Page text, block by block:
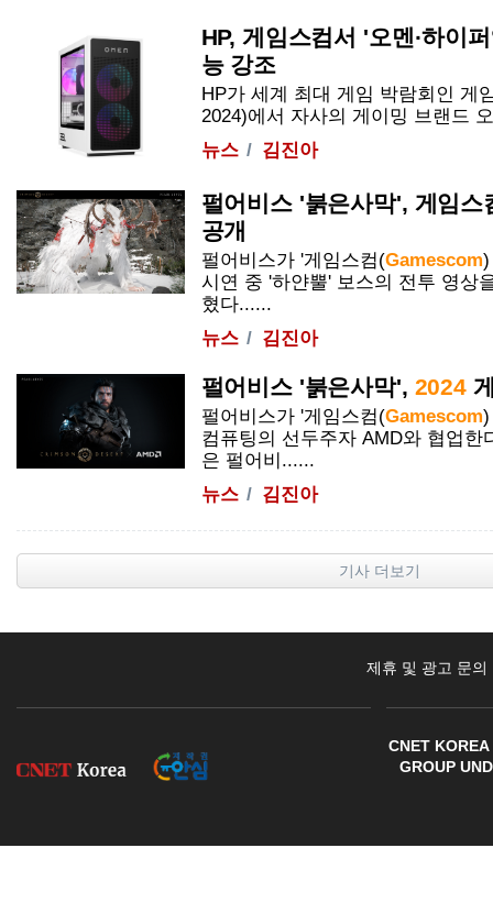
HP, 게임스컴서 '오멘·하이
능 강조
HP가 세계 최대 게임 박람회인 게
2024)에서 자사의 게이밍 브랜드
뉴스
김진아
펄어비스 '붉은사막', 게임
공개
펄어비스가 '게임스컴(Gamescom
시연 중 '하얀뿔' 보스의 전투 영상
혔다......
뉴스
김진아
펄어비스 '붉은사막', 2024
펄어비스가 '게임스컴(Gamescom
컴퓨팅의 선두주자 AMD와 협업한
은 펄어비......
뉴스
김진아
기사 더보기
제휴 및 광고 문의
CNET
GROUP